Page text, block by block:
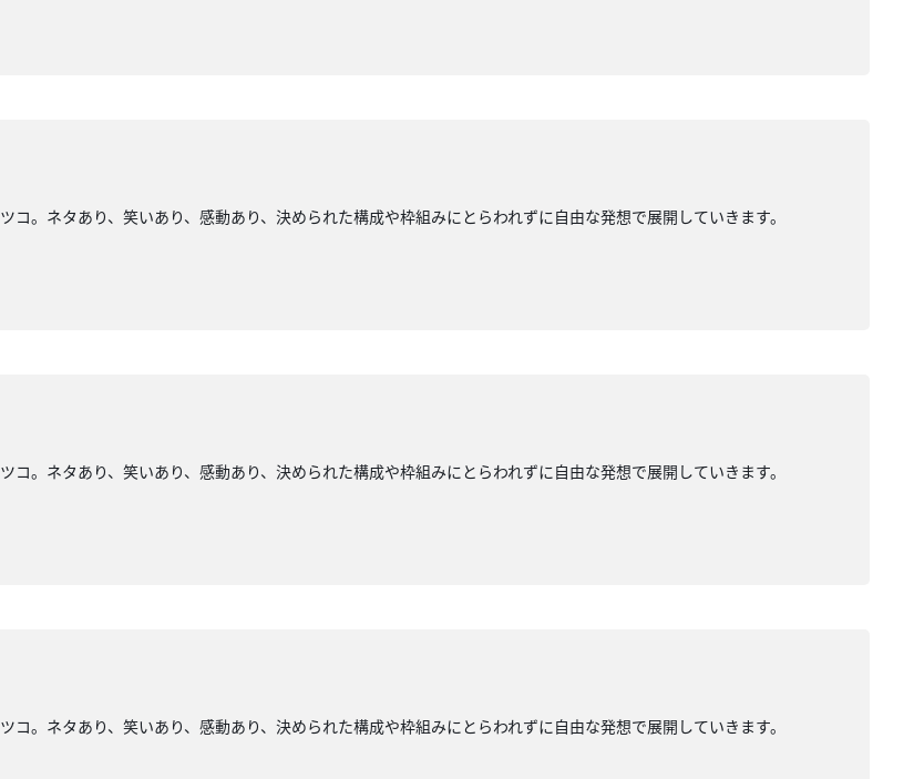
コ。ネタあり、笑いあり、感動あり、決められた構成や枠組みにとらわれずに自由な発想で展開していきます。
コ。ネタあり、笑いあり、感動あり、決められた構成や枠組みにとらわれずに自由な発想で展開していきます。
コ。ネタあり、笑いあり、感動あり、決められた構成や枠組みにとらわれずに自由な発想で展開していきます。